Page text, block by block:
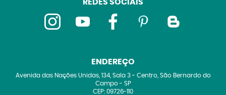
REDES SOCIAIS
ENDEREÇO
Avenida das Nações Unidas, 134, Sala 3- Centro, São Bernardo do
Campo- SP
CEP: 09726-110